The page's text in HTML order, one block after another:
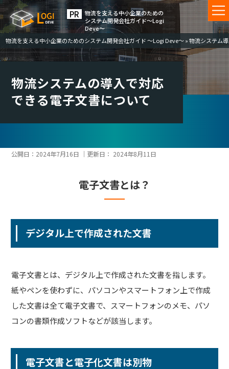
物流を⽀える中⼩企業のための
システム開発会社ガイド〜Logi
Deve〜
物流を支える中小企業のためのシステム開発会社ガイド ～Logi Deve～»物流システム
物流システムの導入で対応
できる電子文書について
公開日： 2024年7月16日 ｜更新日： 2024年8月11日
電子文書とは？
デジタル上で作成された文書
電子文書とは、デジタル上で作成された文書を指します。
紙やペンを使わずに、パソコンやスマートフォン上で作成
した文書は全て電子文書で、スマートフォンのメモ、パソ
コンの書類作成ソフトなどが該当します。
電子文書と電子化文書は別物